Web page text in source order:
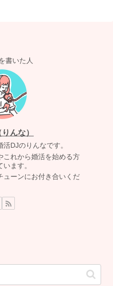
書いた人
んな）
DJのりんなです。
これから婚活を始める方
ます。
ューンにお付き合いくだ